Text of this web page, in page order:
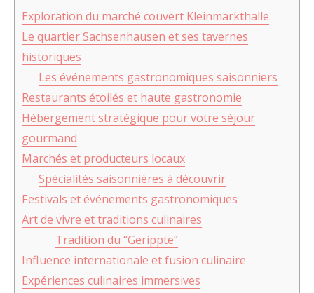
Exploration du marché couvert Kleinmarkthalle
Le quartier Sachsenhausen et ses tavernes
historiques
Les événements gastronomiques saisonniers
Restaurants étoilés et haute gastronomie
Hébergement stratégique pour votre séjour
gourmand
Marchés et producteurs locaux
Spécialités saisonnières à découvrir
Festivals et événements gastronomiques
Art de vivre et traditions culinaires
Tradition du “Gerippte”
Influence internationale et fusion culinaire
Expériences culinaires immersives